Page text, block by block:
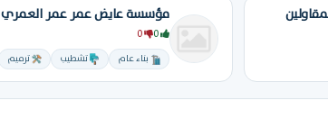
مؤسسة عايض عمر عمر العمري
0
0
بناء عام تشطيب ترميم